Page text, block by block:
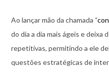
Ao lançar mão da chamada “
do dia a dia mais ágeis e
repetitivas, permitindo a ele
questões estratégicas de